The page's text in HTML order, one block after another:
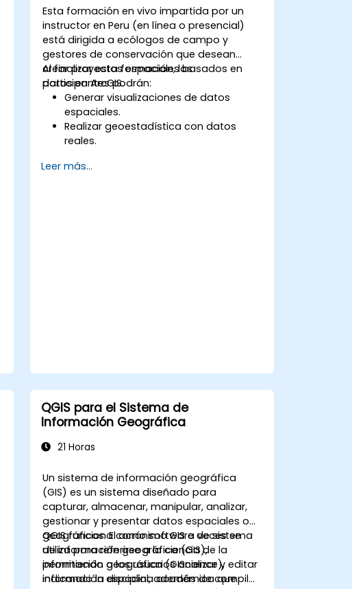
Desarrollar herramientas de
geoprocessamiento personalizadas
basadas en Python para ArcGIS y QGIS
con el fin de agilizar las tareas.
Esta formación en vivo impartida por un
instructor en Peru (en línea o presencial)
está dirigida a ecólogos de campo y
gestores de conservación que desean
crear proyectos espaciales basados en
datos en ArcGIS.
Al finalizar esta formación, los
participantes podrán:
Generar visualizaciones de datos
espaciales.
Realizar geoestadística con datos
reales.
espaciales, procesamiento de datos y
Leer más...
QGIS para el Sistema de
Información Geográfica
21 Horas
Un sistema de información geográfica
(GIS) es un sistema diseñado para
capturar, almacenar, manipular, analizar,
gestionar y presentar datos espaciales o
geográficos. El acrónimo GIS a veces se
utiliza para referirse a la ciencia de la
información geográfica (GIScience),
indicando la disciplina académica que
QGIS funciona como software de sistema
de información geográfica (GIS),
permitiendo a los usuarios analizar y editar
información espacial, además de compilar